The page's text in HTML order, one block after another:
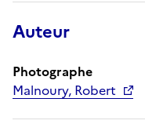
Auteur
Photographe
Malnoury, Robert